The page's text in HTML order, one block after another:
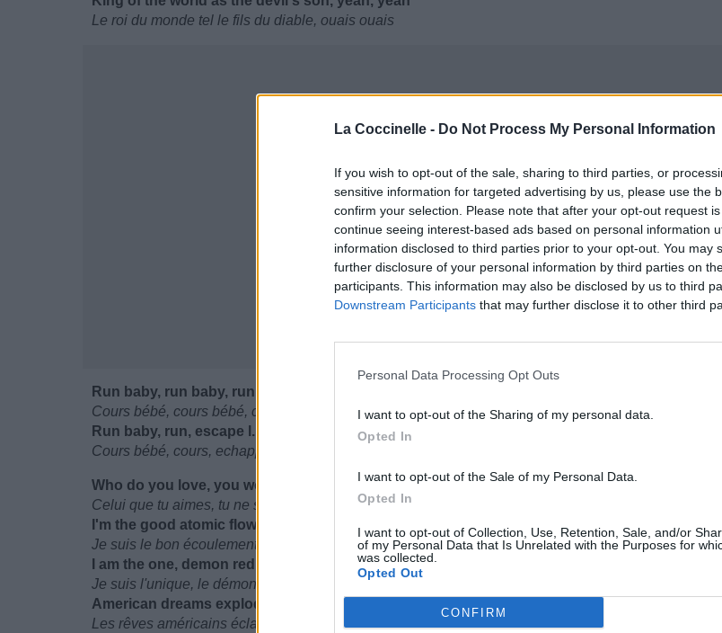
La Coccinelle - Do Not Process My Personal Information
If you wish to opt-out of the sale, sharing to third parties, or
sensitive information for targeted advertising by us, please use the
confirm your selection. Please note that after your opt-out request
continue seeing interest-based ads based on personal information
information disclosed to third parties prior to your opt-out. You may
further disclosure of your personal information by third parties on
participants. This information may also be disclosed by us to third
Downstream Participants that may further disclose it to other third
Personal Data Processing Opt Outs
I want to opt-out of the Sharing of my personal data.
Opted In
I want to opt-out of the Sale of my Personal Data.
Opted In
I want to opt-out of Collection, Use, Retention, Sale, and/or
of my Personal Data that Is Unrelated with the Purposes for
was collected.
Opted Out
CONFIRM
Le roi du monde tel le fils du diable, ouais ouais
Run baby, run baby, run away
Cours bébé, cours bébé, cours loin
Run baby, run, escape l. a.
Cours bébé, cours, echappe toi de L. A.
Who do you love, you wouldn't know
Celui que tu aimes, tu ne sauras pas
I'm the good atomic flow
Je suis le bon écoulement atomique
I am the one, demon red
Je suis l'unique, le démon rouge
American dreams explode in my head
Les rêves américains éclatent dans ma tête